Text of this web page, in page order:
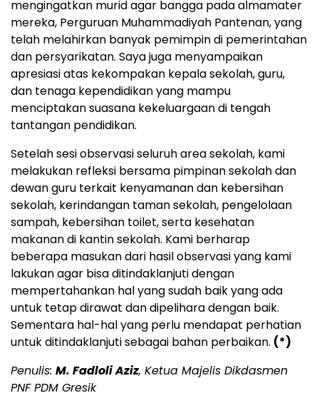
mengingatkan murid agar bangga pada almamater
mereka, Perguruan Muhammadiyah Pantenan, yang
telah melahirkan banyak pemimpin di pemerintahan
dan persyarikatan. Saya juga menyampaikan
apresiasi atas kekompakan kepala sekolah, guru,
dan tenaga kependidikan yang mampu
menciptakan suasana kekeluargaan di tengah
tantangan pendidikan.
Setelah sesi observasi seluruh area sekolah, kami
melakukan refleksi bersama pimpinan sekolah dan
dewan guru terkait kenyamanan dan kebersihan
sekolah, kerindangan taman sekolah, pengelolaan
sampah, kebersihan toilet, serta kesehatan
makanan di kantin sekolah. Kami berharap
beberapa masukan dari hasil observasi yang kami
lakukan agar bisa ditindaklanjuti dengan
mempertahankan hal yang sudah baik yang ada
untuk tetap dirawat dan dipelihara dengan baik.
Sementara hal-hal yang perlu mendapat perhatian
untuk ditindaklanjuti sebagai bahan perbaikan. (*)
Penulis: M. Fadloli Aziz, Ketua Majelis Dikdasmen
PNF PDM Gresik